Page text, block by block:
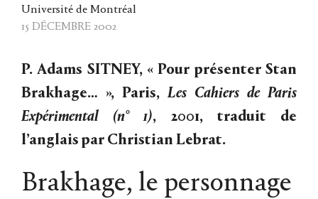
Université de Montréal
15 DÉCEMBRE 2002
P. Adams SITNEY, «Pour présenter Stan
Brakhage… », Paris, Les Cahiers de Paris
Expérimental (n° 1), 2001, traduit de
l’anglais par Christian Lebrat.
Brakhage, le personnage